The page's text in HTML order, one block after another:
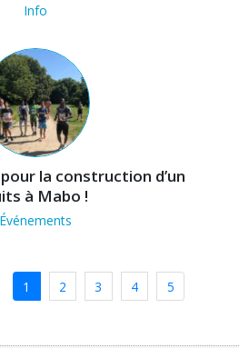
Info
la construction d’un
à Mabo !
Événements
1 2 3 4 5